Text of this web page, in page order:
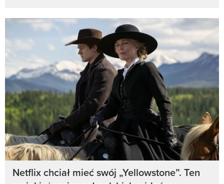
Netflix chciał mieć swój „Yellowstone”. Ten